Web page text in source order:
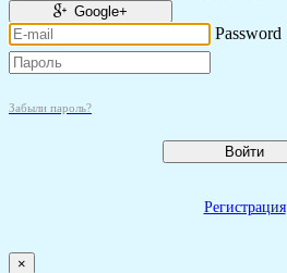
Google+
Password
Забыли пароль?
Войти
Регистрация
×